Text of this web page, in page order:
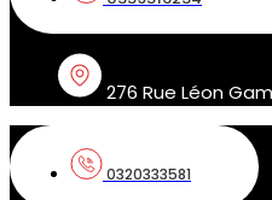
276 Rue Léon
0320333581